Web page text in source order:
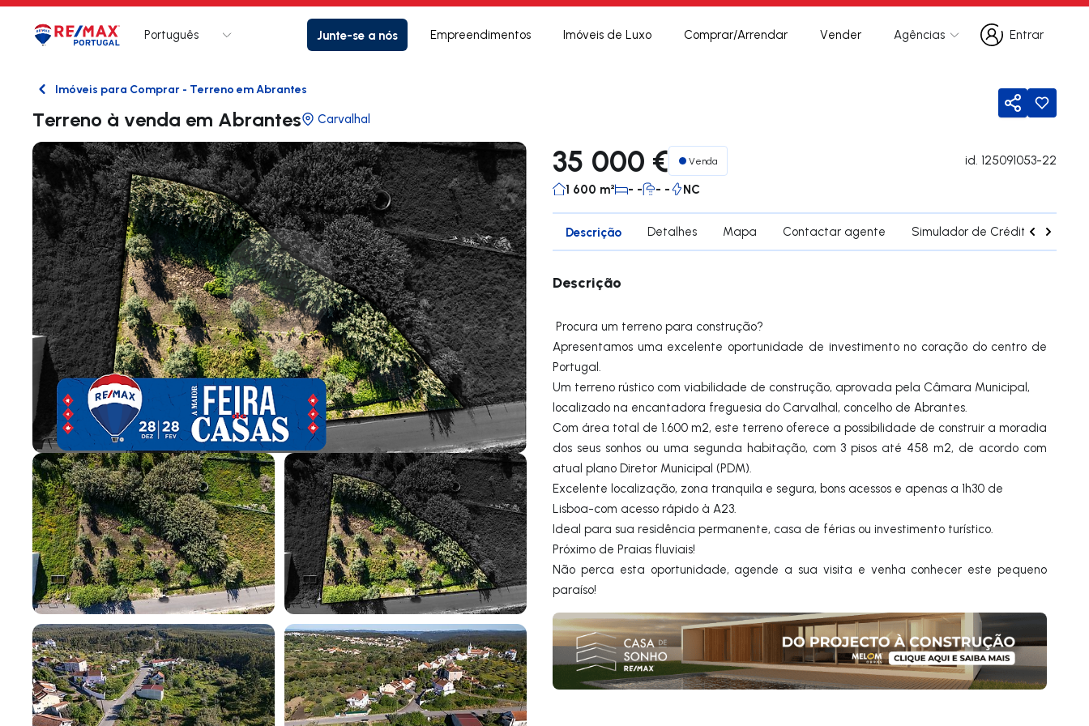
Logo Ir para página inicial
Português Junte-se a nós Empreendimentos Imóveis de Luxo Comprar/Arrendar Vender Agências
Entrar
Entrar
VoltarImóveis para Comprar - Terreno em Abrantes
Terreno à venda em Abrantes Carvalhal Partilhar
35 000 € Venda id. 125091053-22
1 600 m² - - - - NC
Descrição Detalhes Mapa Contactar agente Simulador de Crédito
Descrição
Procura um terreno para construção?
Apresentamos uma excelente oportunidade de investimento no coração do centro de
Portugal.
Um terreno rústico com viabilidade de construção, aprovada pela Câmara Municipal,
localizado na encantadora freguesia do Carvalhal, concelho de Abrantes.
Com área total de 1.600 m2, este terreno oferece a possibilidade de construir a moradia
dos seus sonhos ou uma segunda habitação, com 3 pisos até 458 m2, de acordo com
atual plano Diretor Municipal (PDM).
Excelente localização, zona tranquila e segura, bons acessos e apenas a 1h30 de
Lisboa-com acesso rápido à A23.
Ideal para sua residência permanente, casa de férias ou investimento turístico.
Próximo de Praias fluviais!
Não perca esta oportunidade, agende a sua visita e venha conhecer este pequeno
paraíso!